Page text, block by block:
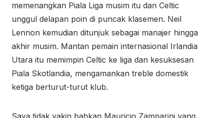
memenangkan Piala Liga musim itu dan Celtic
unggul delapan poin di puncak klasemen. Neil
Lennon kemudian ditunjuk sebagai manajer hingga
akhir musim. Mantan pemain internasional Irlandia
Utara itu memimpin Celtic ke liga dan kesuksesan
Piala Skotlandia, mengamankan treble domestik
ketiga berturut-turut klub.
Saya tidak yakin bahkan Mauricio Zamparini yang